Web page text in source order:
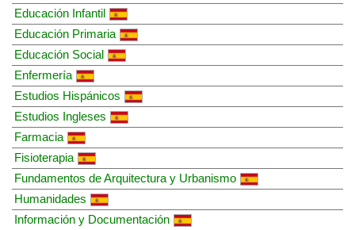
Educación Infantil
Educación Primaria
Educación Social
Enfermería
Estudios Hispánicos
Estudios Ingleses
Farmacia
Fisioterapia
Fundamentos de Arquitectura y Urbanismo
Humanidades
Información y Documentación